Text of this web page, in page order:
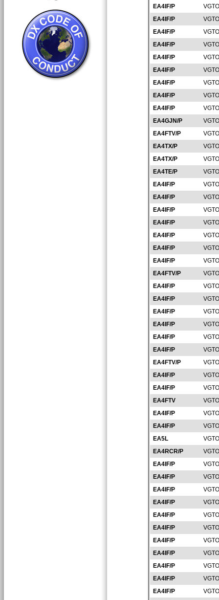
EA4IF/P
EA4IF/P
EA4IF/P
EA4IF/P
EA4IF/P
EA4IF/P
EA4IF/P
EA4IF/P
EA4IF/P
EA4GJN/P
EA4FTV/P
EA4TX/P
EA4TX/P
EA4TE/P
EA4IF/P
EA4IF/P
EA4IF/P
EA4IF/P
EA4IF/P
EA4IF/P
EA4IF/P
EA4FTV/P
EA4IF/P
EA4IF/P
EA4IF/P
EA4IF/P
EA4IF/P
EA4IF/P
EA4FTV/P
EA4IF/P
EA4IF/P
EA4FTV
EA4IF/P
EA4IF/P
EA5L
EA4RCR/P
EA4IF/P
EA4IF/P
EA4IF/P
EA4IF/P
EA4IF/P
EA4IF/P
EA4IF/P
EA4IF/P
EA4IF/P
EA4IF/P
EA4IF/P